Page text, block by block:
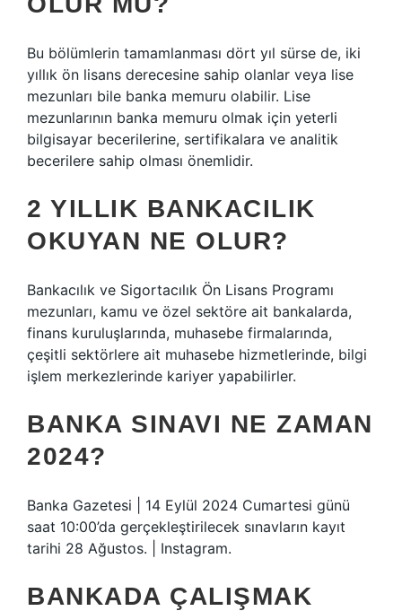
Bu bölümlerin tamamlanması dört yıl sürse de, iki
yıllık ön lisans derecesine sahip olanlar veya lise
mezunları bile banka memuru olabilir. Lise
mezunlarının banka memuru olmak için yeterli
bilgisayar becerilerine, sertifikalara ve analitik
becerilere sahip olması önemlidir.
2 YILLIK BANKACILIK
OKUYAN NE OLUR?
Bankacılık ve Sigortacılık Ön Lisans Programı
mezunları, kamu ve özel sektöre ait bankalarda,
finans kuruluşlarında, muhasebe firmalarında,
çeşitli sektörlere ait muhasebe hizmetlerinde, bilgi
işlem merkezlerinde kariyer yapabilirler.
BANKA SINAVI NE ZAMAN
2024?
Banka Gazetesi | 14 Eylül 2024 Cumartesi günü
saat 10:00’da gerçekleştirilecek sınavların kayıt
tarihi 28 Ağustos. | Instagram.
BANKADA ÇALIŞMAK